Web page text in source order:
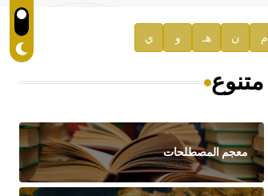
م ن هـ و ي
متنوع
معجم المصطلحات